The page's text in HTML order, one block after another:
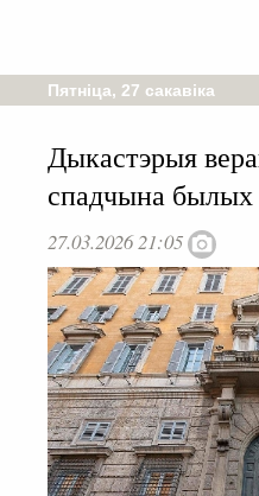
Пятніца, 27 сакавіка
Дыкастэрыя
спадчына былых
27.03.2026 21:05